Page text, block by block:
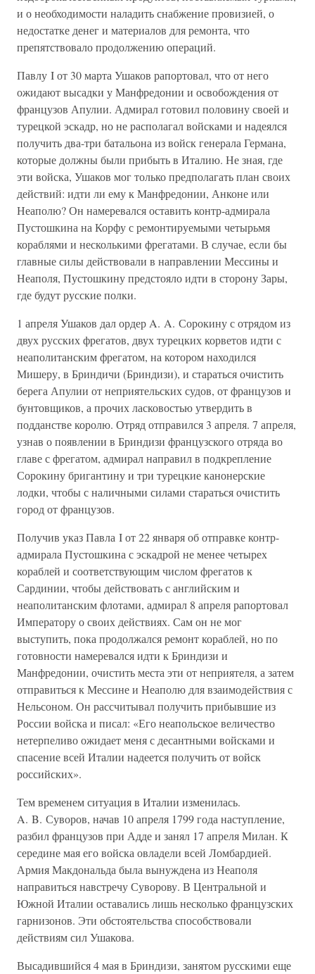
и о необходимости наладить снабжение провизией, о
недостатке денег и материалов для ремонта, что
препятствовало продолжению операций.
Павлу I от 30 марта Ушаков рапортовал, что от него
ожидают высадки у Манфредонии и освобождения от
французов Апулии. Адмирал готовил половину своей и
турецкой эскадр, но не располагал войсками и надеялся
получить два-три батальона из войск генерала Германа,
которые должны были прибыть в Италию. Не зная, где
эти войска, Ушаков мог только предполагать план своих
действий: идти ли ему к Манфредонии, Анконе или
Неаполю? Он намеревался оставить контр-адмирала
Пустошкина на Корфу с ремонтируемыми четырьмя
кораблями и несколькими фрегатами. В случае, если бы
главные силы действовали в направлении Мессины и
Неаполя, Пустошкину предстояло идти в сторону Зары,
где будут русские полки.
1 апреля Ушаков дал ордер A. A. Сорокину с отрядом из
двух русских фрегатов, двух турецких корветов идти с
неаполитанским фрегатом, на котором находился
Мишеру, в Бриндичи (Бриндизи), и стараться очистить
берега Апулии от неприятельских судов, от французов и
бунтовщиков, а прочих ласковостью утвердить в
подданстве королю. Отряд отправился 3 апреля. 7 апреля,
узнав о появлении в Бриндизи французского отряда во
главе с фрегатом, адмирал направил в подкрепление
Сорокину бригантину и три турецкие канонерские
лодки, чтобы с наличными силами стараться очистить
город от французов.
Получив указ Павла I от 22 января об отправке контр-
адмирала Пустошкина с эскадрой не менее четырех
кораблей и соответствующим числом фрегатов к
Сардинии, чтобы действовать с английским и
неаполитанским флотами, адмирал 8 апреля рапортовал
Императору о своих действиях. Сам он не мог
выступить, пока продолжался ремонт кораблей, но по
готовности намеревался идти к Бриндизи и
Манфредонии, очистить места эти от неприятеля, а затем
отправиться к Мессине и Неаполю для взаимодействия с
Нельсоном. Он рассчитывал получить прибывшие из
России войска и писал: «Его неапольское величество
нетерпеливо ожидает меня с десантными войсками и
спасение всей Италии надеется получить от войск
российских».
Тем временем ситуация в Италии изменилась.
A. B. Суворов, начав 10 апреля 1799 года наступление,
разбил французов при Адде и занял 17 апреля Милан. К
середине мая его войска овладели всей Ломбардией.
Армия Макдональда была вынуждена из Неаполя
направиться навстречу Суворову. В Центральной и
Южной Италии оставались лишь несколько французских
гарнизонов. Эти обстоятельства способствовали
действиям сил Ушакова.
Высадившийся 4 мая в Бриндизи, занятом русскими еще